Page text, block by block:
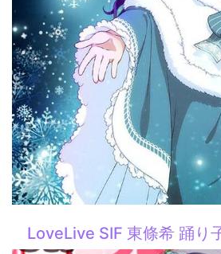
LoveLive SIF 東條希 踊り